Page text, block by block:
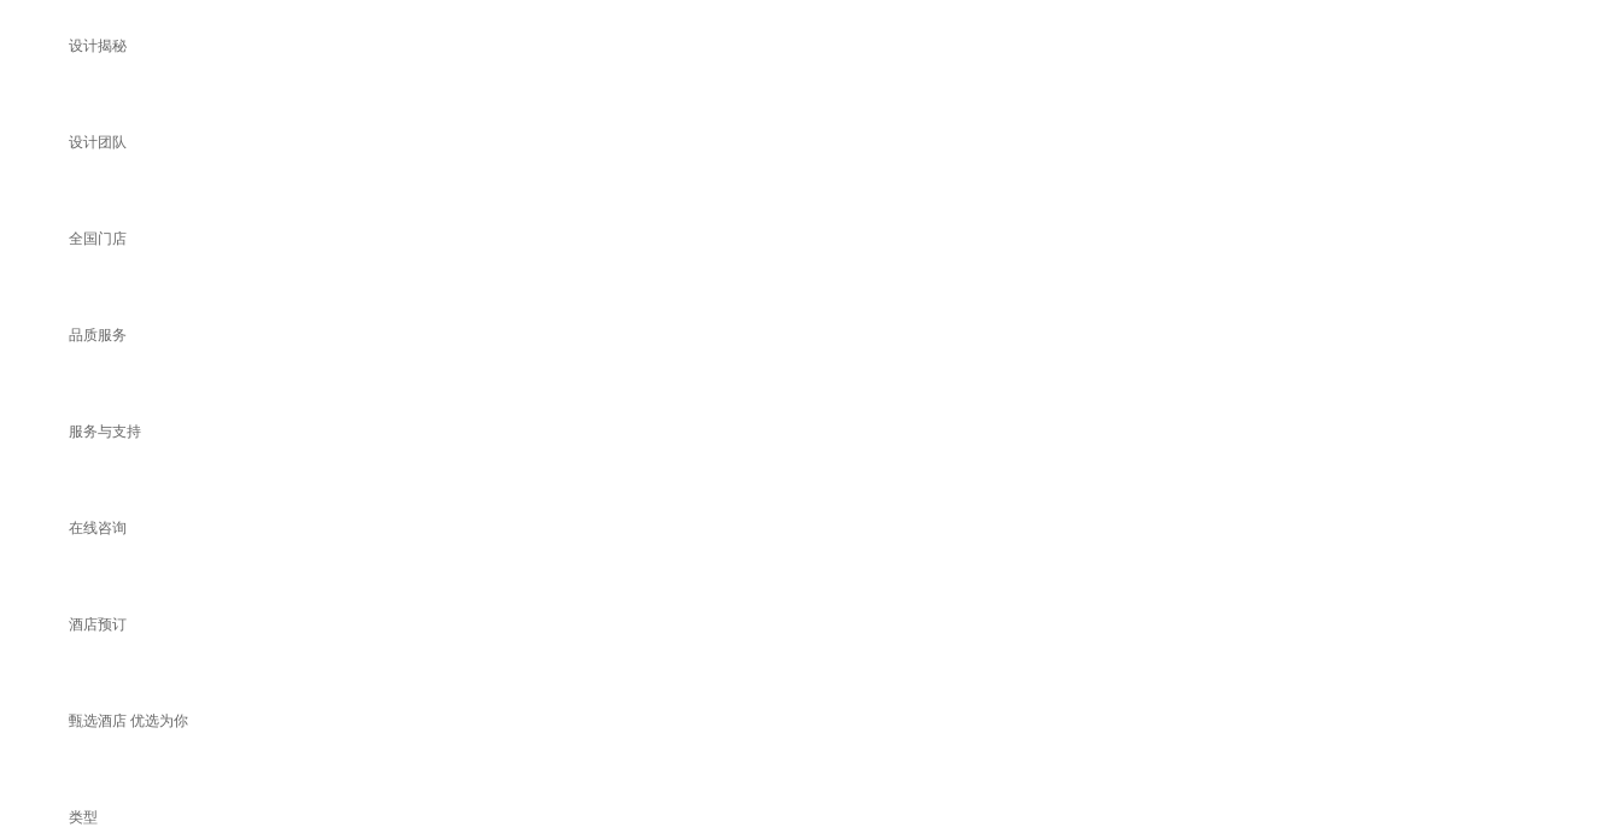
设计揭秘
设计团队
全国门店
品质服务
服务与支持
在线咨询
酒店预订
甄选酒店 优选为你
类型